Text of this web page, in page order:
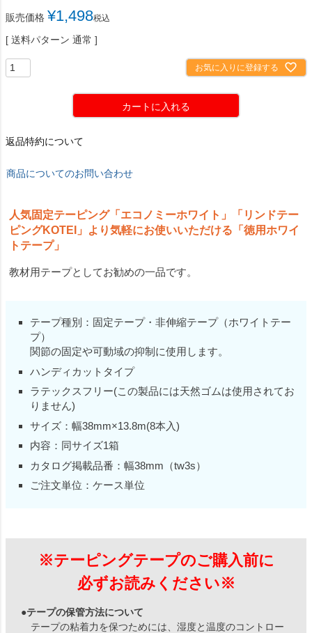
販売価格 ¥1,498税込
送料パターン 通常
お気に入りに登録する
カートに入れる
返品特約について
商品についてのお問い合わせ
人気固定テーピング「エコノミーホワイト」「リンドテー
ピングKOTEI」より気軽にお使いいただける「徳用ホワイ
トテープ」
教材用テープとしてお勧めの一品です。
テープ種別：固定テープ・非伸縮テープ（ホワイトテー
プ）
関節の固定や可動域の抑制に使用します。
ハンディカットタイプ
ラテックスフリー(この製品には天然ゴムは使用されてお
りません)
サイズ：幅38mm×13.8m(8本入)
内容：同サイズ1箱
カタログ掲載品番：幅38mm（tw3s）
ご注文単位：ケース単位
※テーピングテープのご購入前に
必ずお読みください※
●テープの保管方法について
テープの粘着力を保つためには、湿度と温度のコントロー